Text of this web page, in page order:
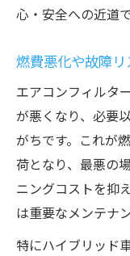
心・安全への近道で
燃費悪化や故障
エアコンフィルタ
が悪くなり、必要
がちです。これが
荷となり、最悪の
ニングコストを抑
は重要なメンテナ
特にハイブリッド